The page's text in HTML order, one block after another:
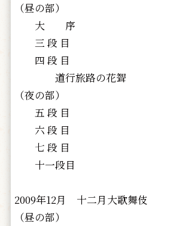
（昼の部）
大 序
三 段 目
四 段 目
道行旅路の花聟
（夜の部）
五 段 目
六 段 目
七 段 目
十一段目
2009年12月 十二月大歌舞伎
（昼の部）